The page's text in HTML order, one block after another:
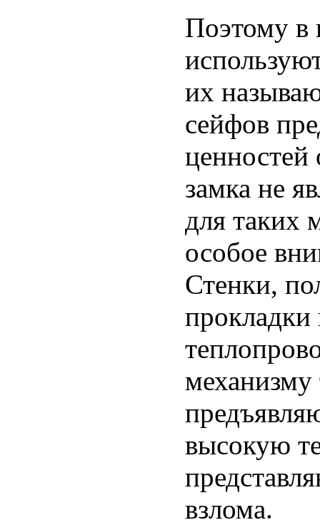
Поэтому в
их
сейфов
ценностей
замка не
для таких
особое
Стенки,
прокладки
механизму
высокую
взлома.